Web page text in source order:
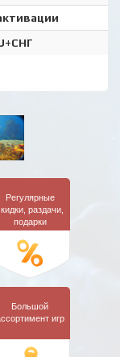
Регулярные
раздачи,
подарки
Большой
игр